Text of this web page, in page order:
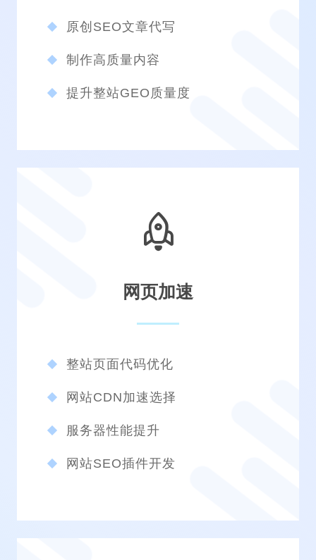
原创SEO文章代写
制作高质量内容
提升整站GEO质量度
网页加速
整站页面代码优化
网站CDN加速选择
服务器性能提升
网站SEO插件开发